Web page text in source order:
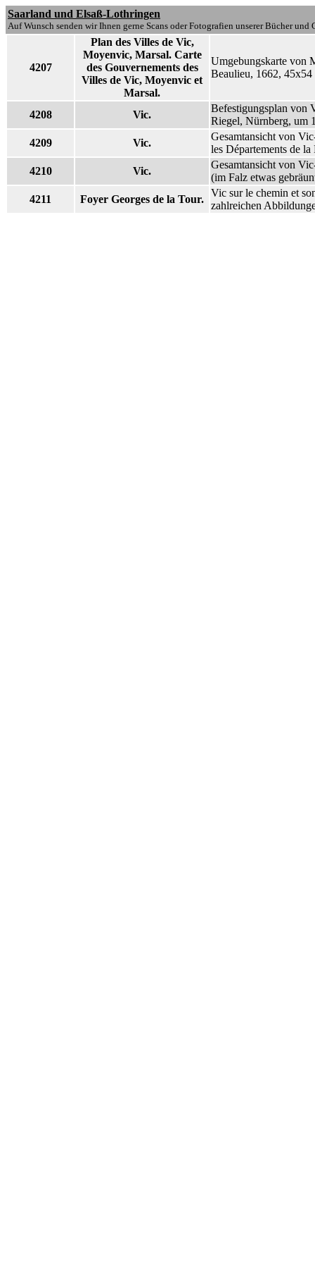
Saarland und Elsaß-Lothringen
Auf Wunsch senden wir Ihnen gerne Scans oder Fotografien unserer Bücher und
4207
Plan des Villes de Vic,
Moyenvic, Marsal. Carte
des Gouvernements des
Villes de Vic, Moyenvic et
Marsal.
Umgebungskarte von
Beaulieu, 1662,
4208 Vic.
Befestigungsplan von
Riegel, Nürnberg, um
4209
Vic.
Gesamtansicht von
les Départements de
4210
Vic.
Gesamtansicht von
(im Falz etwas
4211
Foyer Georges de la Tour.
Vic sur le chemin et
zahlreichen